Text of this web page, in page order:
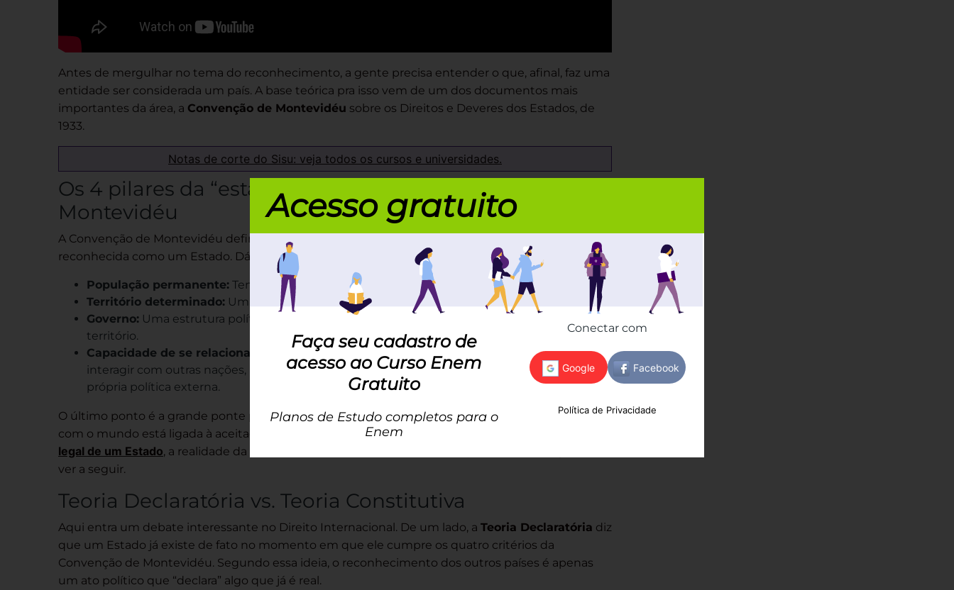
Antes de mergulhar no tema do reconhecimento, a gente precisa entender o que, afinal, faz uma
entidade ser considerada um país. A base teórica pra isso vem de um dos documentos mais
importantes da área, a Convenção de Montevidéu sobre os Direitos e Deveres dos Estados, de
1933.
Notas de corte do Sisu: veja todos os cursos e universidades.
Os 4 pilares da “estatalidade”: a Convenção de
Montevidéu
A Convenção de Montevidéu define
reconhecida como um Estado. Dá uma olhada:
População permanente: Tem que ter gente morando ali de forma estável.
Território determinado: Uma área geográfica específica onde o Estado manda.
Governo: Uma estrutura política capaz de exercer controle efetivo sobre a população e o
território.
Capacidade de se relacionar com outros Estados:
A entidade precisa ter autonomia para
interagir com outras nações, assinando tratados, tendo embaixadas e conduzindo sua
própria política externa.
O último ponto é a grande ponte para o nosso tema, porque essa capacidade de se relacionar
com o mundo está ligada à aceitação por outros. Embora essa seja a
legal de um Estado, a realidade da política internacional é bem mais complicada, como a gente vai
ver a seguir.
Teoria Declaratória vs. Teoria Constitutiva
Aqui entra um debate interessante no Direito Internacional. De um lado, a Teoria Declaratória diz
que um Estado já existe de fato no momento em que ele cumpre os quatro critérios da
Convenção de Montevidéu. Segundo essa ideia, o reconhecimento dos outros países é apenas
um ato político que “declara” algo que já é real.
Acesso gratuito
Faça seu cadastro de
acesso ao Curso Enem
Gratuito
Planos de Estudo completos para o
Enem
Conectar com
Política de Privacidade